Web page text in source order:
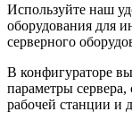
Используйте наш
оборудования для
серверного
В конфигураторе
параметры
рабочей станции и